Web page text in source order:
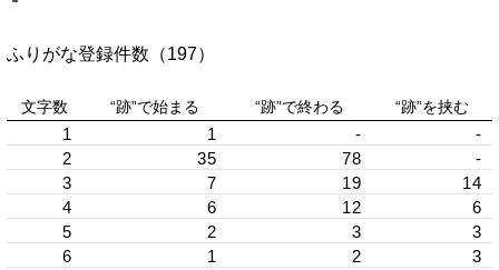
ふりがな登録件数（197）
文字数 “跡”で始まる “跡”で終わる “跡”を挟む
1 1 -
-
2
35 78
-
3
7 19
14
4
6 12
6
5
2 3
3
6
1 2
3